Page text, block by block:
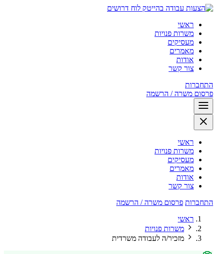
לוח דרושים
ראשי
משרות פנויות
מעסיקים
מאמרים
אודות
צור קשר
התחברות
פרסום משרה / הרשמה
ראשי
משרות פנויות
מעסיקים
מאמרים
אודות
צור קשר
התחברות פרסום משרה / הרשמה
ראשי
משרות פנויות
מזכיר/ה לעבודה משרדית